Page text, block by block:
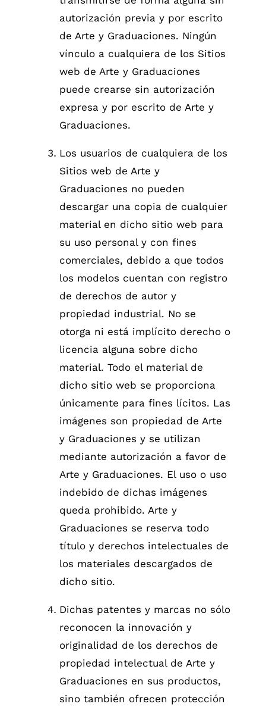
autorización previa y por escrito
de Arte y Graduaciones. Ningún
vínculo a cualquiera de los Sitios
web de Arte y Graduaciones
puede crearse sin autorización
expresa y por escrito de Arte y
Graduaciones.
Los usuarios de cualquiera de los
Sitios web de Arte y
Graduaciones no pueden
descargar una copia de cualquier
material en dicho sitio web para
su uso personal y con fines
comerciales, debido a que todos
los modelos cuentan con registro
de derechos de autor y
propiedad industrial. No se
otorga ni está implícito derecho o
licencia alguna sobre dicho
material. Todo el material de
dicho sitio web se proporciona
únicamente para fines lícitos. Las
imágenes son propiedad de Arte
y Graduaciones y se utilizan
mediante autorización a favor de
Arte y Graduaciones. El uso o uso
indebido de dichas imágenes
queda prohibido. Arte y
Graduaciones se reserva todo
título y derechos intelectuales de
los materiales descargados de
dicho sitio.
Dichas patentes y marcas no sólo
reconocen la innovación y
originalidad de los derechos de
propiedad intelectual de Arte y
Graduaciones en sus productos,
sino también ofrecen protección